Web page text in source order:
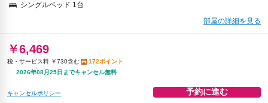
シングルベッド 1台
部屋の詳細を見る
￥6,469
税・サービス料 ￥730含む
172ポイント
2026年08月25日までキャンセル無料
キャンセルポリシー 予約に進む